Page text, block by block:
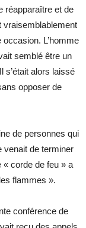
réapparaître et de
vraisemblablement
L’homme
semblé être un
s’était alors laissé
opposer de
de personnes qui
venait de terminer
« corde de feu » a
flammes ».
conférence de